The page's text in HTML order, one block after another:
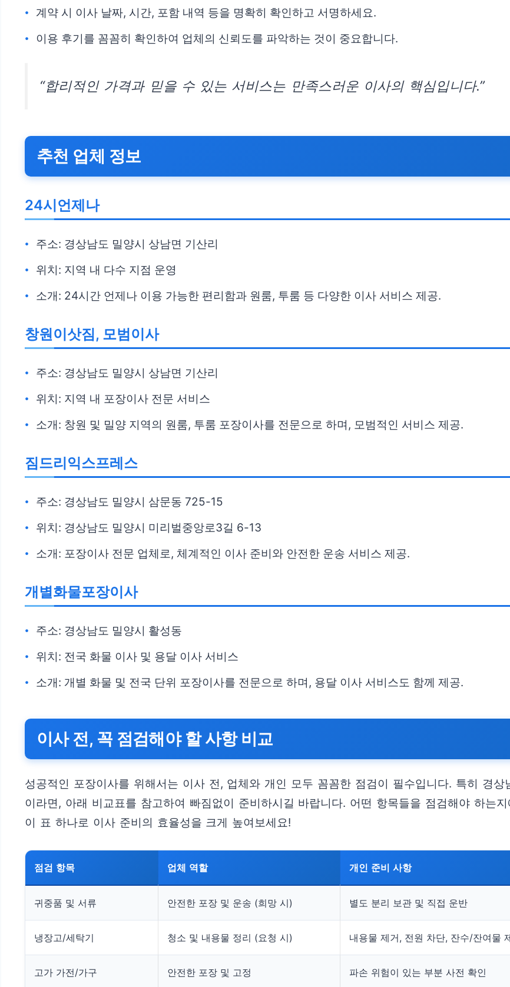
계약 시 이사 날짜, 시간, 포함 내역 등을 명확히 확인하고 서명하세요.
이용 후기를 꼼꼼히 확인하여 업체의 신뢰도를 파악하는 것이 중요합니다.
“합리적인 가격과 믿을 수 있는 서비스는 만족스러운 이사의 핵심입니다.”
추천 업체 정보
24시언제나
주소: 경상남도 밀양시 상남면 기산리
위치: 지역 내 다수 지점 운영
소개: 24시간 언제나 이용 가능한 편리함과 원룸, 투룸 등 다양한 이사 서비스 제공.
창원이삿짐, 모범이사
주소: 경상남도 밀양시 상남면 기산리
위치: 지역 내 포장이사 전문 서비스
소개: 창원 및 밀양 지역의 원룸, 투룸 포장이사를 전문으로 하며, 모범적인 서비스 제공.
짐드리익스프레스
주소: 경상남도 밀양시 삼문동 725-15
위치: 경상남도 밀양시 미리벌중앙로3길 6-13
소개: 포장이사 전문 업체로, 체계적인 이사 준비와 안전한 운송 서비스 제공.
개별화물포장이사
주소: 경상남도 밀양시 활성동
위치: 전국 화물 이사 및 용달 이사 서비스
소개: 개별 화물 및 전국 단위 포장이사를 전문으로 하며, 용달 이사 서비스도 함께 제공.
이사 전, 꼭 점검해야 할 사항 비교
성공적인 포장이사를 위해서는 이사 전, 업체와 개인 모두 꼼꼼한 점검이 필수입니다. 특히 경
이라면, 아래 비교표를 참고하여 빠짐없이 준비하시길 바랍니다. 어떤 항목들을 점검해야 하는
이 표 하나로 이사 준비의 효율성을 크게 높여보세요!
점검 항목 업체 역할 개인 준비 사항
귀중품 및 서류 안전한 포장 및 운송 (희망 시) 별도 분리 보관 및 직접 운반
냉장고/세탁기 청소 및 내용물 정리 (요청 시) 내용물 제거, 전원 차단, 잔수/잔여물
고가 가전/가구 안전한 포장 및 고정 파손 위험이 있는 부분 사전 확인